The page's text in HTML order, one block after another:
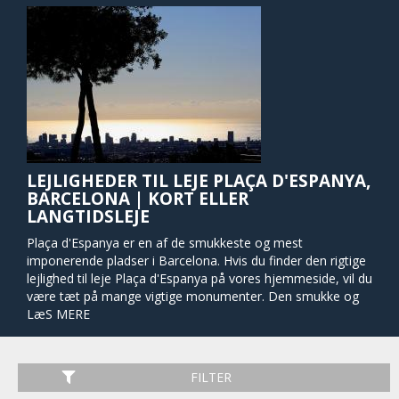
LEJLIGHEDER TIL LEJE PLAÇA D'ESPANYA,
BARCELONA | KORT ELLER
LANGTIDSLEJE
Plaça d'Espanya er en af ​​de smukkeste og mest
imponerende pladser i Barcelona. Hvis du finder den rigtige
lejlighed til leje Plaça d'Espanya på vores hjemmeside, vil du
være tæt på mange vigtige monumenter. Den smukke og
massive springvand i centrum af pladsen blev tegnet af
tilbyder et fantastisk skuespil med musik til besøgende. Det
massive og lokalt elskede indkøbscenter Las Arenas ligger
LæS MERE
FILTER